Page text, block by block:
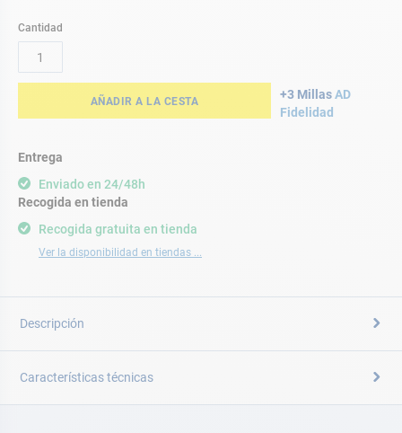
Cantidad
AÑADIR A LA CESTA +3 MillasAD
Fidelidad
Entrega
Enviado en 24/48h
Recogida gratuita en tienda
Ver la disponibilidad en tiendas ...
Recogida en tienda
Descripción
Características técnicas